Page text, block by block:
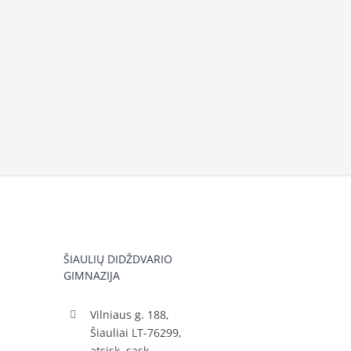
ŠIAULIŲ DIDŽDVARIO
GIMNAZIJA
Vilniaus g. 188,
Šiauliai LT-76299,